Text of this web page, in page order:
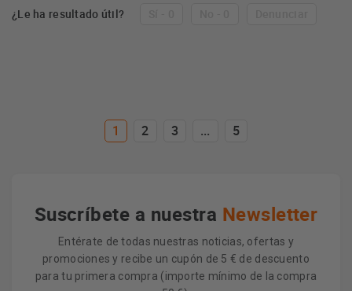
¿Le ha resultado útil?
1 2 3 ... 5
Suscríbete a nuestra Newsletter
Entérate de todas nuestras noticias, ofertas y
promociones y recibe un cupón de 5 € de descuento
para tu primera compra (importe mínimo de la compra